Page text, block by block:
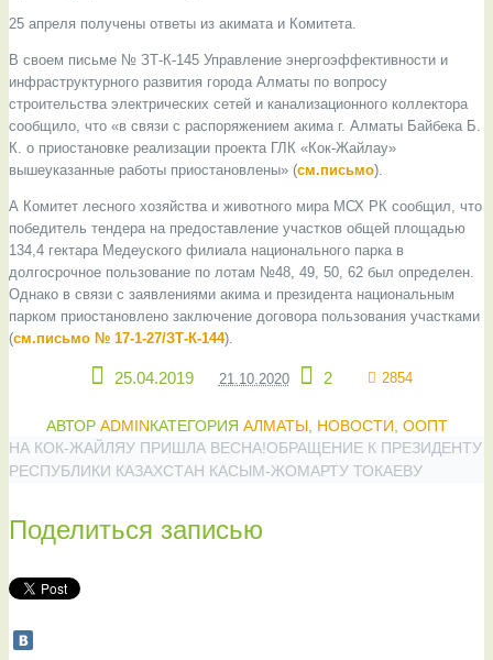
25 апреля получены ответы из акимата и Комитета.
В своем письме № ЗТ-К-145 Управление энергоэффективности и
инфраструктурного развития города Алматы по вопросу
строительства электрических сетей и канализационного коллектора
сообщило, что «в связи с распоряжением акима г. Алматы Байбека Б.
К. о приостановке реализации проекта ГЛК «Кок-Жайлау»
вышеуказанные работы приостановлены» (см.письмо).
А Комитет лесного хозяйства и животного мира МСХ РК сообщил, что
победитель тендера на предоставление участков общей площадью
134,4 гектара Медеуского филиала национального парка в
долгосрочное пользование по лотам №48, 49, 50, 62 был определен.
Однако в связи с заявлениями акима и президента национальным
парком приостановлено заключение договора пользования участками
(см.письмо № 17-1-27/ЗТ-К-144).
25.04.2019 21.10.2020 2 2854
АВТОР ADMINКАТЕГОРИЯ АЛМАТЫ, НОВОСТИ ООПТ
НА КОК-ЖАЙЛЯУ ПРИШЛА ВЕСНА!ОБРАЩЕНИЕ К ПРЕЗИДЕНТУ
РЕСПУБЛИКИ КАЗАХСТАН КАСЫМ-ЖОМАРТУ ТОКАЕВУ
Поделиться записью